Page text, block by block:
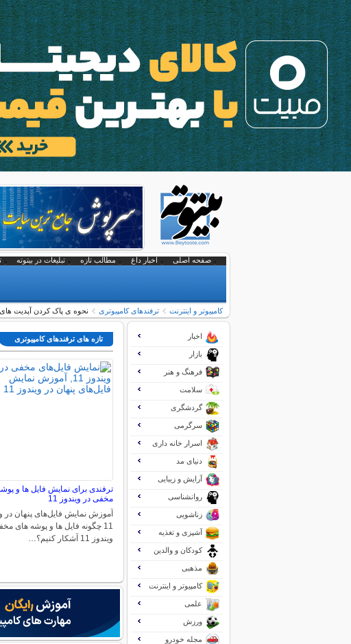
صفحه اصلی اخبار داغ مطالب تازه تبلیغات در بیتوته
کامپیوتر و اینترنت ترفندهای کامپیوتری نحوه ی پاک کردن آپدیت های
تازه های ترفندهای کامپیوتری
ترفندی برای نمایش فایل ها و
مخفی در ویندوز 11
آموزش نمایش فایل‌های پنهان در
11 چگونه فایل ها و پوشه های
ویندوز 11 آشکار کنیم؟…
اخبار
بازار
فرهنگ و هنر
سلامت
گردشگری
سرگرمی
اسرار خانه داری
دنیای مد
آرایش و زیبایی
روانشناسی
زناشویی
آشپزی و تغذیه
کودکان و والدین
مذهبی
کامپیوتر و اینترنت
علمی
ورزش
مجله خودرو